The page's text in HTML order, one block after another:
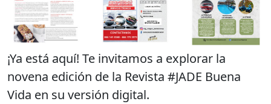
¡Ya está aquí! Te invitamos a explorar la
novena edición de la Revista #JADE Buena
Vida en su versión digital.